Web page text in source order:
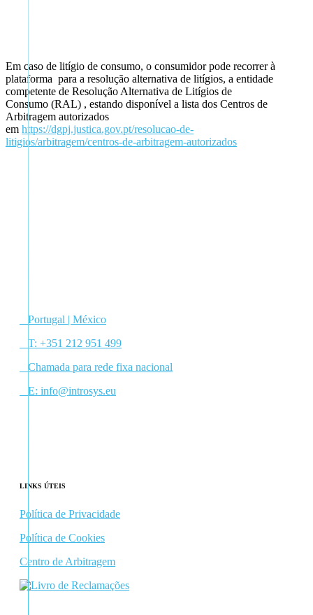
Em caso de litígio de consumo, o consumidor pode recorrer à
plataforma para a resolução alternativa de litígios, a entidade
competente de Resolução Alternativa de Litígios de
Consumo (RAL) , estando disponível a lista dos Centros de
Arbitragem autorizados
em https://dgpj.justica.gov.pt/resolucao-de-
litigios/arbitragem/centros-de-arbitragem-autorizados
Portugal | México
T: +351 212 951 499
Chamada para rede fixa nacional
E: info@introsys.eu
LINKS ÚTEIS
Política de Privacidade
Política de Cookies
Centro de Arbitragem